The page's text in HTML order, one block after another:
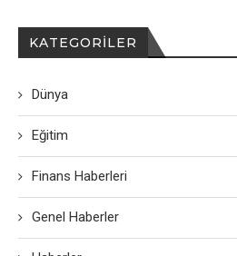
KATEGORILER
Dünya
Eğitim
Finans Haberleri
Genel Haberler